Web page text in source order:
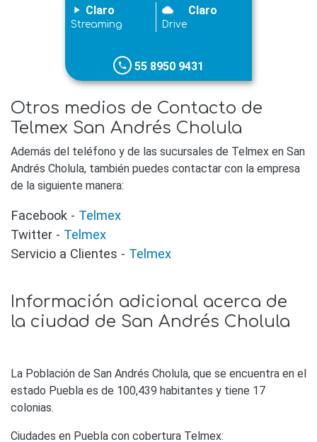
play_arrow Claro
Streaming
cloudy Claro
Drive
phone 55 8950 9431
Otros medios de Contacto de
Telmex San Andrés Cholula
Además del teléfono y de las sucursales de Telmex en San
Andrés Cholula, también puedes contactar con la empresa
de la siguiente manera:
Facebook - Telmex
Twitter - Telmex
Servicio a Clientes - Telmex
Información adicional acerca de
la ciudad de San Andrés Cholula
La Población de San Andrés Cholula, que se encuentra en el
estado Puebla es de 100,439 habitantes y tiene 17
colonias.
Ciudades en Puebla con cobertura Telmex: